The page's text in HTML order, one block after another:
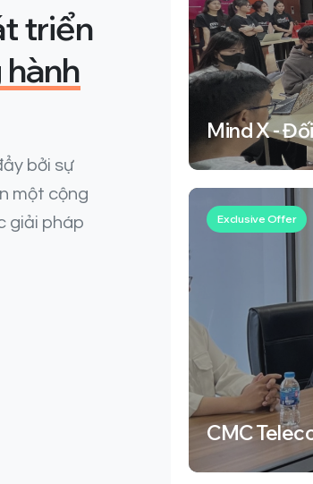
triển
bởi sự
một cộng
giải pháp
Mind X -
Exclusive Offer
CMC